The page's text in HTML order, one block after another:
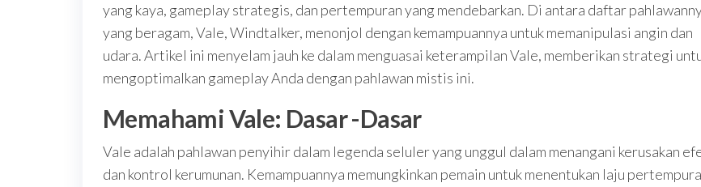
yang kaya, gameplay strategis, dan pertempuran yang mendebarkan. Di antara daftar
yang beragam, Vale, Windtalker, menonjol dengan kemampuannya untuk memanipulasi angin dan
udara. Artikel ini menyelam jauh ke dalam menguasai keterampilan Vale, memberikan strategi
mengoptimalkan gameplay Anda dengan pahlawan mistis ini.
Memahami Vale: Dasar -Dasar
Vale adalah pahlawan penyihir dalam legenda seluler yang unggul dalam menangani kerusakan
dan kontrol kerumunan. Kemampuannya memungkinkan pemain untuk menentukan laju